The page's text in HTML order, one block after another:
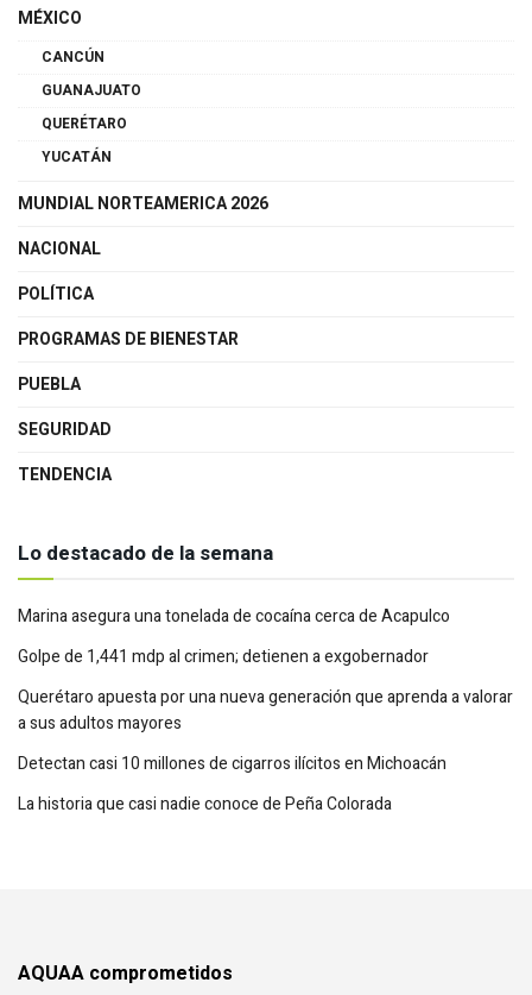
MÉXICO
CANCÚN
GUANAJUATO
QUERÉTARO
YUCATÁN
MUNDIAL NORTEAMERICA 2026
NACIONAL
POLÍTICA
PROGRAMAS DE BIENESTAR
PUEBLA
SEGURIDAD
TENDENCIA
Lo destacado de la semana
Marina asegura una tonelada de cocaína cerca de Acapulco
Golpe de 1,441 mdp al crimen; detienen a exgobernador
Querétaro apuesta por una nueva generación que aprenda a valorar
a sus adultos mayores
Detectan casi 10 millones de cigarros ilícitos en Michoacán
La historia que casi nadie conoce de Peña Colorada
AQUAA comprometidos